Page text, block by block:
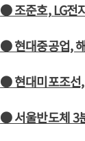
● 조준호, LG전
● 현대중공업,
● 현대미포조선,
● 서울반도체 3